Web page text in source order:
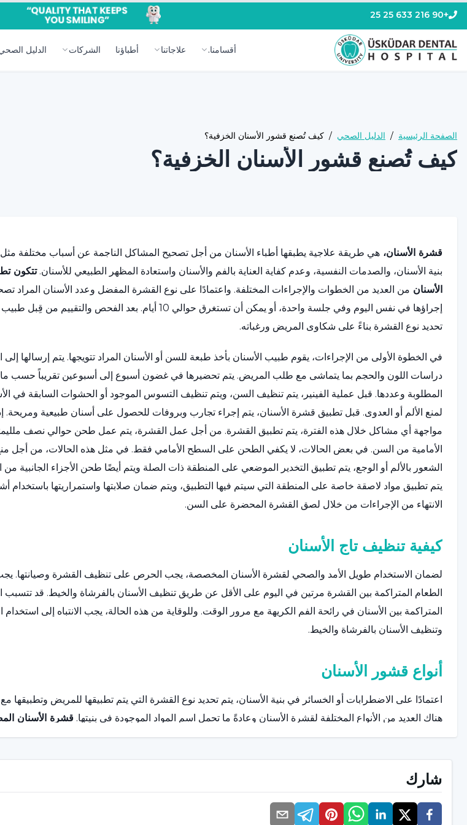
+90 216 633 25 25
أقسامنا. علاجاتنا أطباؤنا الشركات الدليل
الصفحة الرئيسية / الدليل الصحي / كيف تُصنع قشور الأسنان الخزفية؟
كيف تُصنع قشور الأسنان الخزفية؟
قشرة الأسنان، هي طريقة علاجية يطبقها أطباء الأسنان من أجل تصحيح المشاكل الناجمة عن أسباب مختلفة
بنية الأسنان، والصدمات النفسية، وعدم كفاية العناية بالفم والأسنان واستعادة المظهر الطبيعي للأسنان.تتكون
الأسنان من العديد من الخطوات والإجراءات المختلفة. واعتمادًا على نوع القشرة المفضل وعدد الأسنان المراد
إجراؤها في نفس اليوم وفي جلسة واحدة، أو يمكن أن تستغرق حوالي 10 أيام. بعد الفحص
تحديد نوع القشرة بناءً على شكاوى المريض ورغباته.
في الخطوة الأولى من الإجراءات، يقوم طبيب الأسنان بأخذ طبعة للسن أو الأسنان المراد تتويجها. يتم إرسالها إلى
دراسات اللون والحجم بما يتماشى مع طلب المريض. يتم تحضيرها في غضون أسبوع إلى أسبوعين تقريباً حسب
المطلوبة وعددها. قبل عملية الفينير، يتم تنظيف السن، ويتم تنظيف التسوس الموجود أو الحشوات السابقة في
لمنع الألم أو العدوى. قبل تطبيق قشرة الأسنان، يتم إجراء تجارب وبروفات للحصول على أسنان طبيعية ومريحة.
مواجهة أي مشاكل خلال هذه الفترة، يتم تطبيق القشرة. من أجل عمل القشرة، يتم عمل طحن حوالي نصف
الأمامية من السن. في بعض الحالات، لا يكفي الطحن على السطح الأمامي فقط. في مثل هذه الحالات، من أجل
الشعور بالألم أو الوجع، يتم تطبيق التخدير الموضعي على المنطقة ذات الصلة ويتم أيضًا طحن الأجزاء الجانبية من
يتم تطبيق مواد لاصقة خاصة على المنطقة التي سيتم فيها التطبيق، ويتم ضمان صلابتها واستمراريتها باستخدام
الانتهاء من الإجراءات من خلال لصق القشرة المحضرة على السن.
كيفية تنظيف تاج الأسنان
لضمان الاستخدام طويل الأمد والصحي لقشرة الأسنان المخصصة، يجب الحرص على تنظيف القشرة وصيانتها.
الطعام المتراكمة بين القشرة مرتين في اليوم على الأقل عن طريق تنظيف الأسنان بالفرشاة والخيط. قد تتسبب
المتراكمة بين الأسنان في رائحة الفم الكريهة مع مرور الوقت. وللوقاية من هذه الحالة، يجب الانتباه إلى استخدام
وتنظيف الأسنان بالفرشاة والخيط.
أنواع قشور الأسنان
اعتمادًا على الاضطرابات أو الخسائر في بنية الأسنان، يتم تحديد نوع القشرة التي يتم تطبيقها للمريض وتطبيقها
هناك العديد من الأنواع المختلفة لقشرة الأسنان وعادةً ما تحمل اسم المواد الموجودة في بنيتها. قشرة الأسنان
السن بواسطة فنيي الأسنان باستخدام فرش خاصة. بعد ذلك، تصبح القشرة، التي يتم فحصها مرة أخرى، جاهزة
طريق التلميع.
قشرة أسنان الإمبراطورة الخزفية
شارك